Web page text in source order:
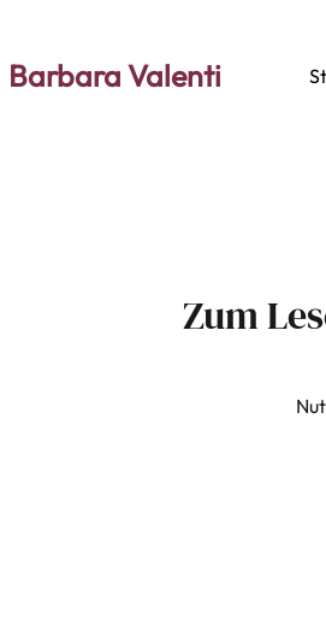
Barbara Valenti
Zum